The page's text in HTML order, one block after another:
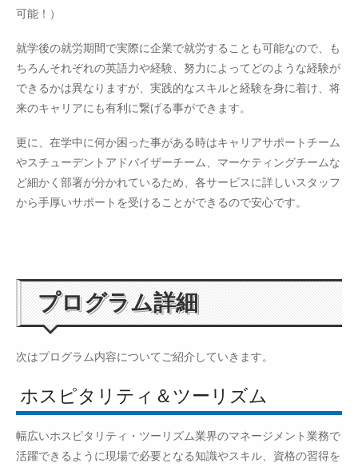
可能！）
就学後の就労期間で実際に企業で就労することも可能なので、も
ちろんそれぞれの英語力や経験、努力によってどのような経験が
できるかは異なりますが、実践的なスキルと経験を身に着け、将
来のキャリアにも有利に繋げる事ができます。
更に、在学中に何か困った事がある時はキャリアサポートチーム
やスチューデントアドバイザーチーム、マーケティングチームな
ど細かく部署が分かれているため、各サービスに詳しいスタッフ
から手厚いサポートを受けることができるので安心です。
プログラム詳細
次はプログラム内容についてご紹介していきます。
ホスピタリティ＆ツーリズム
幅広いホスピタリティ・ツーリズム業界のマネージメント業務で
活躍できるように現場で必要となる知識やスキル、資格の習得を